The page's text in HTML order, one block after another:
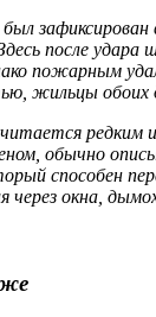
зафиксирован
после удара
пожарным
жильцы обоих
редким
обычно
способен
через окна,